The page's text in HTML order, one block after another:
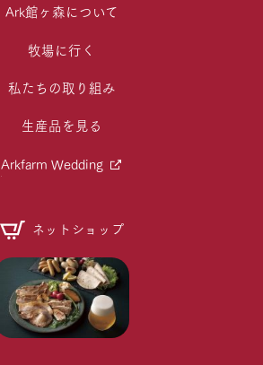
Ark館ヶ森について
牧場に行く
私たちの取り組み
生産品を見る
Arkfarm Wedding
ネットショップ